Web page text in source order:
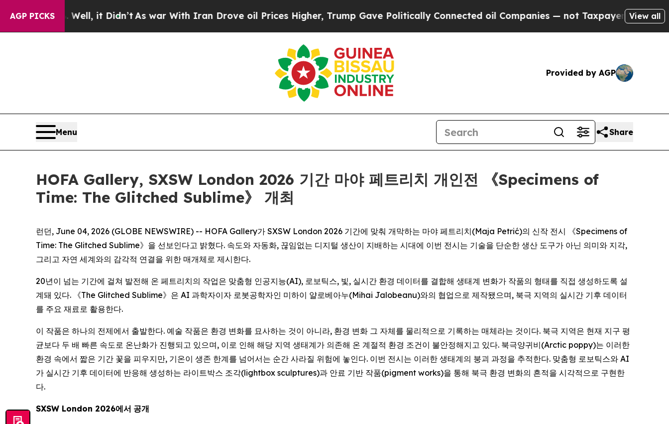
AGP PICKS
40%. Well, it Didn’t As war With Iran Drove oil Prices Higher, Trump Gave Politically Connected oil Companies — not Taxpayers — the Chance
View all
Provided by AGP
Menu Share
HOFA Gallery, SXSW London 2026 기간 마야 페트리치 개인전 《Specimens of
Time: The Glitched Sublime》 개최
런던, June 04, 2026 (GLOBE NEWSWIRE) -- HOFA Gallery가 SXSW London 2026 기간에 맞춰 개막하는 마야 페트리치(Maja Petrić)의 신작 전시 《Specimens of
Time: The Glitched Sublime》을 선보인다고 밝혔다. 속도와 자동화, 끊임없는 디지털 생산이 지배하는 시대에 이번 전시는 기술을 단순한 생산 도구가 아닌 의미와 지각,
그리고 자연 세계와의 감각적 연결을 위한 매개체로 제시한다.
20년이 넘는 기간에 걸쳐 발전해 온 페트리치의 작업은 맞춤형 인공지능(AI), 로보틱스, 빛, 실시간 환경 데이터를 결합해 생태계 변화가 작품의 형태를 직접 생성하도록 설
계돼 있다. 《The Glitched Sublime》은 AI 과학자이자 로봇공학자인 미하이 얄로베아누(Mihai Jalobeanu)와의 협업으로 제작됐으며, 북극 지역의 실시간 기후 데이터
를 주요 재료로 활용한다.
이 작품은 하나의 전제에서 출발한다. 예술 작품은 환경 변화를 묘사하는 것이 아니라, 환경 변화 그 자체를 물리적으로 기록하는 매체라는 것이다. 북극 지역은 현재 지구 평
균보다 두 배 빠른 속도로 온난화가 진행되고 있으며, 이로 인해 해당 지역 생태계가 의존해 온 계절적 환경 조건이 불안정해지고 있다. 북극양귀비(Arctic poppy)는 이러한
환경 속에서 짧은 기간 꽃을 피우지만, 기온이 생존 한계를 넘어서는 순간 사라질 위험에 놓인다. 이번 전시는 이러한 생태계의 붕괴 과정을 추적한다. 맞춤형 로보틱스와 AI
가 실시간 기후 데이터에 반응해 생성하는 라이트박스 조각(lightbox sculptures)과 안료 기반 작품(pigment works)을 통해 북극 환경 변화의 흔적을 시각적으로 구현한
다.
SXSW London 2026에서 공개